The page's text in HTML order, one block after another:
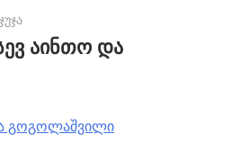
აინთო და
გოგოლაშვილი